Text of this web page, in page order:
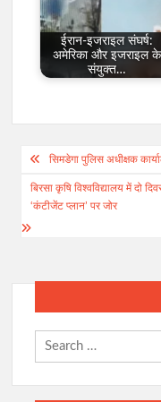
ईरान-इजराइल संघर्ष:
अमेरिका और इजराइल के
संयुक्त…
Post
navigation
सिमडेगा पुलिस अधीक्षक
बिरसा कृषि विश्वविद्यालय में दो
‘कंटीजेंट प्लान’ पर जोर